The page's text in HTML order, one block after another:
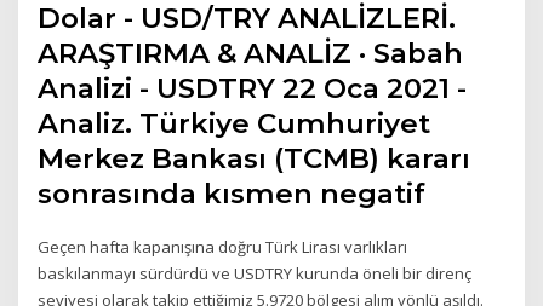
Dolar - USD/TRY ANALİZLERİ.
ARAŞTIRMA & ANALİZ · Sabah
Analizi - USDTRY 22 Oca 2021 -
Analiz. Türkiye Cumhuriyet
Merkez Bankası (TCMB) kararı
sonrasında kısmen negatif
Geçen hafta kapanışına doğru Türk Lirası varlıkları
baskılanmayı sürdürdü ve USDTRY kurunda öneli bir direnç
seviyesi olarak takip ettiğimiz 5.9720 bölgesi alım yönlü aşıldı.